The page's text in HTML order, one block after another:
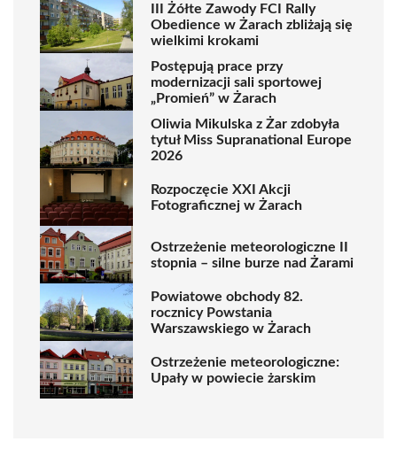
III Żółte Zawody FCI Rally
Obedience w Żarach zbliżają się
wielkimi krokami
Postępują prace przy
modernizacji sali sportowej
„Promień” w Żarach
Oliwia Mikulska z Żar zdobyła
tytuł Miss Supranational Europe
2026
Rozpoczęcie XXI Akcji
Fotograficznej w Żarach
Ostrzeżenie meteorologiczne II
stopnia – silne burze nad Żarami
Powiatowe obchody 82.
rocznicy Powstania
Warszawskiego w Żarach
Ostrzeżenie meteorologiczne:
Upały w powiecie żarskim